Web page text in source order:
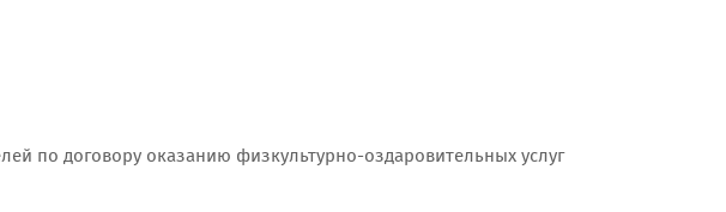
по договору оказанию физкультурно-оздаровительных услуг